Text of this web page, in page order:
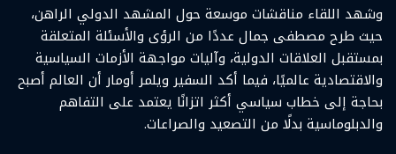
وشهد اللقاء مناقشات موسعة حول المشهد الدولي الراهن،
حيث طرح مصطفى جمال عددًا من الرؤى والأسئلة المتعلقة
بمستقبل العلاقات الدولية، وآليات مواجهة الأزمات السياسية
والاقتصادية عالميًا، فيما أكد السفير ويلمر أومار أن العالم أصبح
بحاجة إلى خطاب سياسي أكثر اتزانًا يعتمد على التفاهم
والدبلوماسية بدلًا من التصعيد والصراعات.